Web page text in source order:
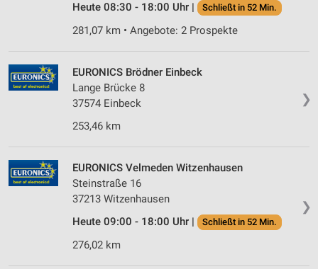
Heute 08:30 - 18:00 Uhr |
Schließt in 52 Min.
281,07 km • Angebote: 2 Prospekte
❯
EURONICS Brödner Einbeck
Lange Brücke 8
37574 Einbeck
253,46 km
❯
EURONICS Velmeden Witzenhausen
Steinstraße 16
37213 Witzenhausen
Heute 09:00 - 18:00 Uhr |
Schließt in 52 Min.
276,02 km